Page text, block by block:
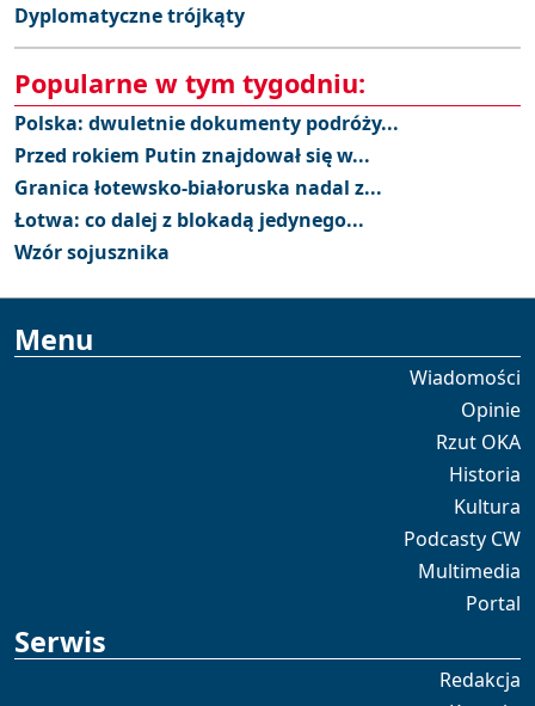
Dyplomatyczne trójkąty
Popularne w tym tygodniu:
Polska: dwuletnie dokumenty podróży...
Przed rokiem Putin znajdował się w...
Granica łotewsko-białoruska nadal z...
Łotwa: co dalej z blokadą jedynego...
Wzór sojusznika
Menu
Wiadomości
Opinie
Rzut OKA
Historia
Kultura
Podcasty CW
Multimedia
Portal
Serwis
Redakcja